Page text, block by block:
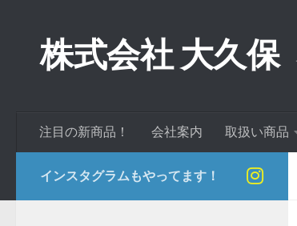
株式会社 大久保
注目の新商品！ 会社案内 取扱い商品
インスタグラムもやってます！